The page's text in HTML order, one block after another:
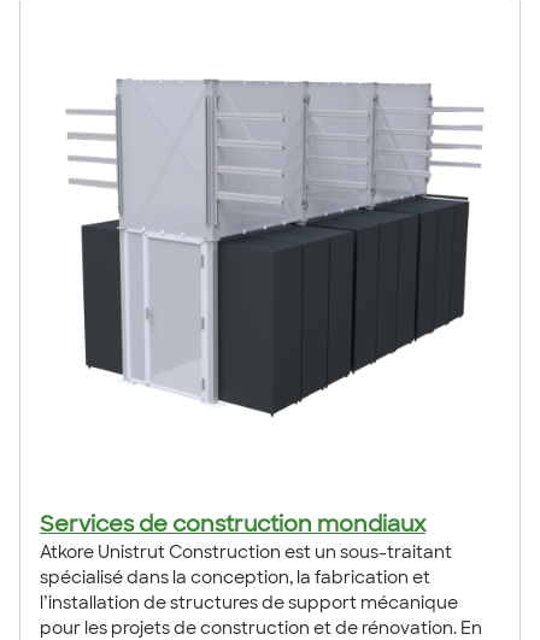
Services de construction mondiaux
Atkore Unistrut Construction est un sous-traitant
spécialisé dans la conception, la fabrication et
l’installation de structures de support mécanique
pour les projets de construction et de rénovation. En